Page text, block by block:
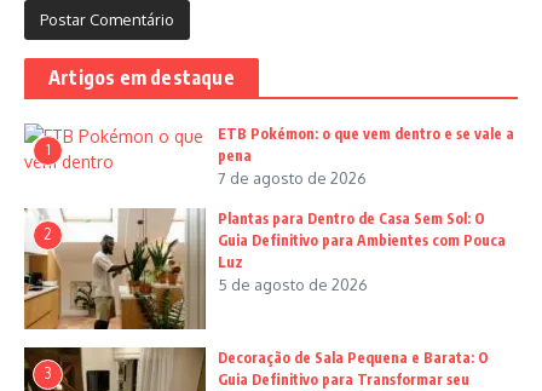
Artigos em destaque
1
ETB Pokémon: o que vem dentro e se vale a
pena
7 de agosto de 2026
2
Plantas para Dentro de Casa Sem Sol: O
Guia Definitivo para Ambientes com Pouca
Luz
5 de agosto de 2026
3
Decoração de Sala Pequena e Barata: O
Guia Definitivo para Transformar seu